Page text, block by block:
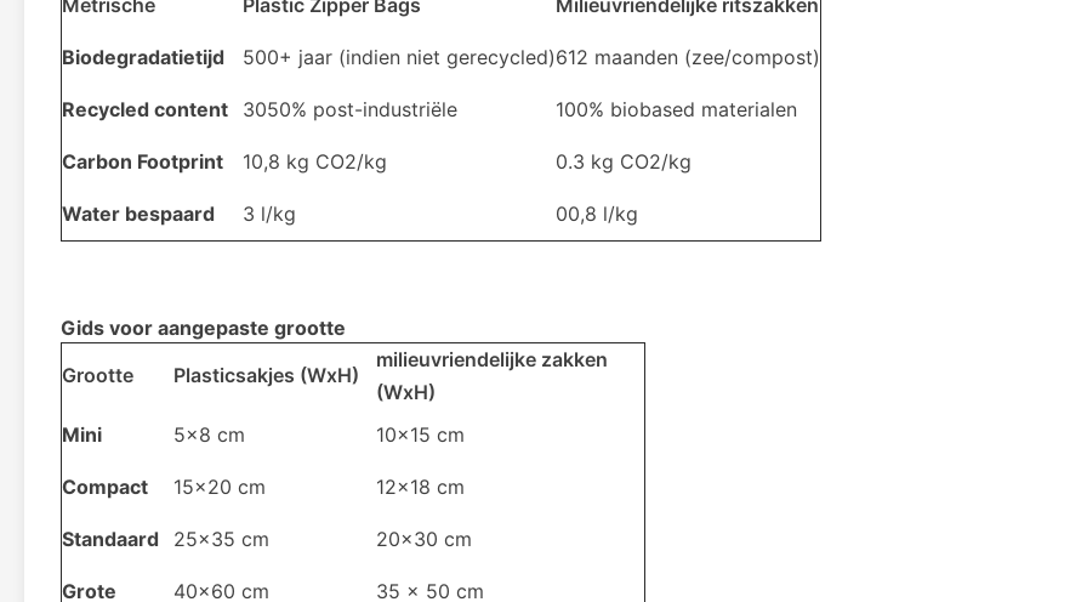
Metrische
Plastic Zipper Bags Milieuvriendelijke ritszakken
Biodegradatietijd 500+ jaar (indien niet gerecycled)6­12 maanden (zee/compost)
Recycled content 30­50% post-industriële 100% biobased materialen
Carbon Footprint 10,8 kg CO2/kg 0.3 kg CO2/kg
Water bespaard 3 l/kg 00,8 l/kg
Gids voor aangepaste grootte
Grootte
Plasticsakjes (WxH)
milieuvriendelijke zakken
(WxH)
Mini
5x8 cm 10x15 cm
Compact 15x20 cm 12x18 cm
Standaard 25x35 cm 20x30 cm
Grote 40x60 cm 35 x 50 cm